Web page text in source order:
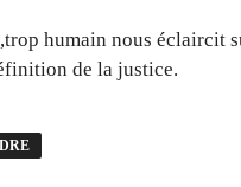
humain nous éclaircit
de la justice.